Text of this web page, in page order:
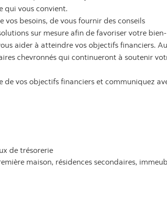
qui vous convient.
besoins, de vous fournir des conseils
sur mesure afin de favoriser votre
aider à atteindre vos objectifs financiers. Au
chevronnés qui continueront à soutenir
de vos objectifs financiers et communiquez
de trésorerie
maison, résidences secondaires,